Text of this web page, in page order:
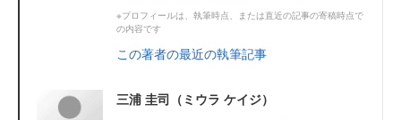
※プロフィールは、執筆時点、または直近の記事の寄稿時点で
の内容です
この著者の最近の執筆記事
三浦 圭司（ミウラ ケイジ）